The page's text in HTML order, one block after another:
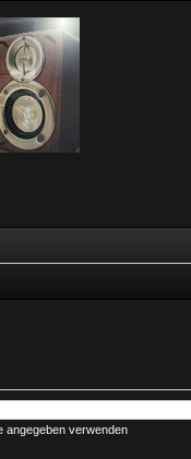
angegeben verwenden